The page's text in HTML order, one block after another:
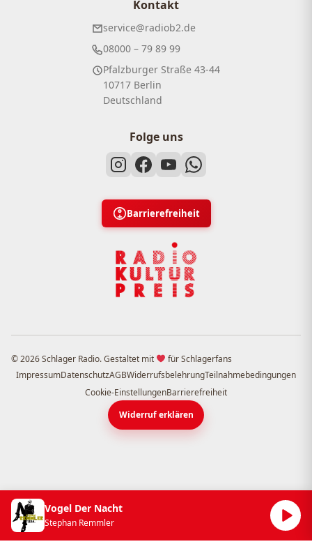
Kontakt
service@radiob2.de
08000 – 79 89 99
Pfalzburger Straße 43-44
10717 Berlin
Deutschland
Folge uns
Barrierefreiheit
© 2026 Schlager Radio. Gestaltet mit
für Schlagerfans
ImpressumDatenschutzAGBWiderrufsbelehrungTeilnahmebedingungen
Cookie-EinstellungenBarrierefreiheit
Widerruf erklären
Vogel Der Nacht
Stephan Remmler